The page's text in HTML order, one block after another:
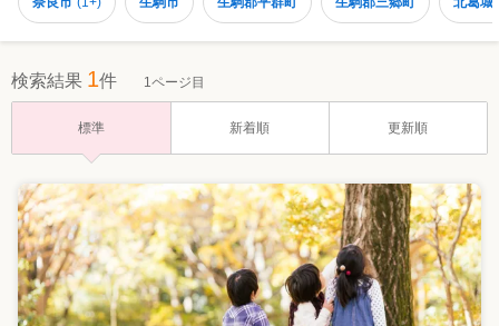
検索結果 1件 1ページ目
標準 新着順 更新順